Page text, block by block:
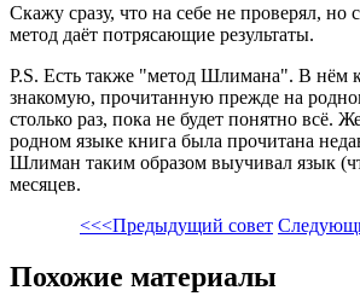
Скажу сразу, что на себе не проверял, но
метод даёт потрясающие результаты.
P.S. Есть также "метод Шлимана". В нём
знакомую, прочитанную прежде на
столько раз, пока не будет понятно всё.
родном языке книга была прочитана
Шлиман таким образом выучивал язык
месяцев.
<<<Предыдущий совет
Похожие материалы